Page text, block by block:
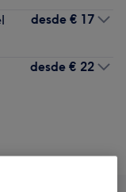
desde € 17
desde € 22